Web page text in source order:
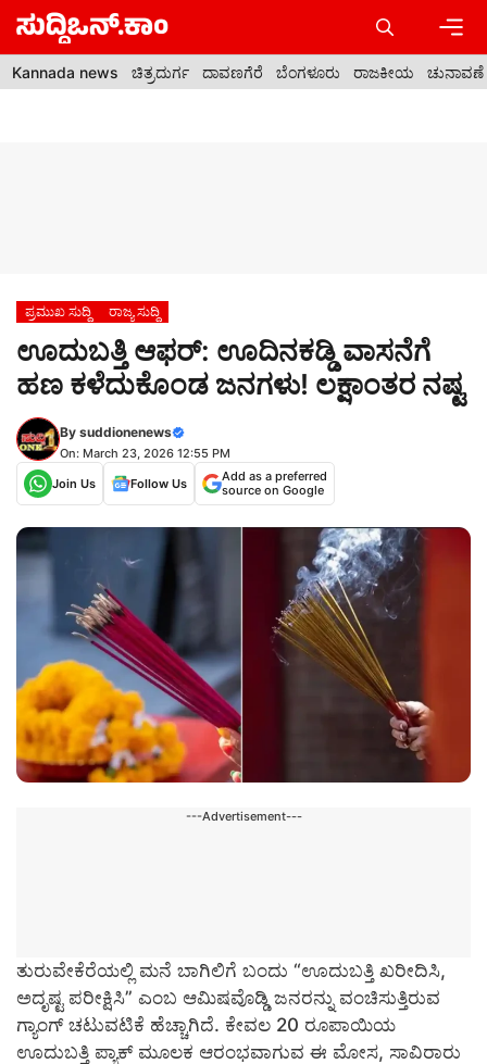
Skip
content
Kannada news ಚಿತ್ರದುರ್ಗ ದಾವಣಗೆರೆ ಬೆಂಗಳೂರು ರಾಜಕೀಯ ಚುನಾವಣೆ
ಪ್ರಮುಖ ಸುದ್ದಿ ರಾಜ್ಯ ಸುದ್ದಿ
ಊದುಬತ್ತಿ ಆಫರ್: ಊದಿನಕಡ್ಡಿ ವಾಸನೆಗೆ
ಹಣ ಕಳೆದುಕೊಂಡ ಜನಗಳು! ಲಕ್ಷಾಂತರ ನಷ್ಟ
By suddionenews
On: March 23, 2026 12:55 PM
Join Us
Follow Us
Add as a preferred
source on Google
---Advertisement---
ತುರುವೇಕೆರೆಯಲ್ಲಿ ಮನೆ ಬಾಗಿಲಿಗೆ ಬಂದು “ಊದುಬತ್ತಿ ಖರೀದಿಸಿ,
ಅದೃಷ್ಟ ಪರೀಕ್ಷಿಸಿ” ಎಂಬ ಆಮಿಷವೊಡ್ಡಿ ಜನರನ್ನು ವಂಚಿಸುತ್ತಿರುವ
ಗ್ಯಾಂಗ್‌ ಚಟುವಟಿಕೆ ಹೆಚ್ಚಾಗಿದೆ. ಕೇವಲ 20 ರೂಪಾಯಿಯ
ಊದುಬತ್ತಿ ಪ್ಯಾಕ್ ಮೂಲಕ ಆರಂಭವಾಗುವ ಈ ಮೋಸ, ಸಾವಿರಾರು